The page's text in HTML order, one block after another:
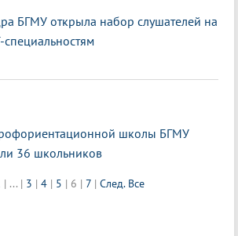
БГМУ открыла набор слушателей на
школы БГМУ
36 школьников
| ... | 3 | 4 | 5 | 6 | 7 | След. Все